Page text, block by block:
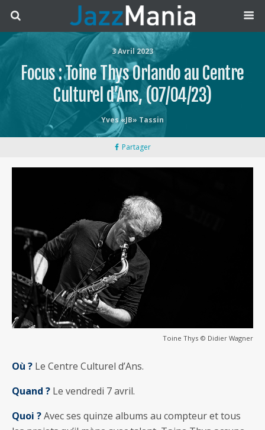
3 Avril 2023
Focus : Toine Thys Orlando au Centre
Culturel d’Ans, (07/04/23)
Yves «JB» Tassin
Partager
Toine Thys © Didier Wagner
Où ? Le Centre Culturel d’Ans.
Quand ? Le vendredi 7 avril.
Quoi ?Avec ses quinze albums au compteur et tous